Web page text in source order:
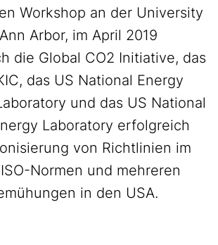
Workshop an der University
Arbor, im April 2019
die Global CO2 Initiative, das
das US National Energy
und das US National
Laboratory erfolgreich
von Richtlinien im
Normen und mehreren
in den USA.